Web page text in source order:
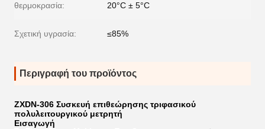
θερμοκρασία: 20°C ± 5°C
Σχετική υγρασία: ≤85%
Περιγραφή του προϊόντος
ZXDN-306 Συσκευή επιθεώρησης τριφασικού
πολυλειτουργικού μετρητή
Εισαγωγή